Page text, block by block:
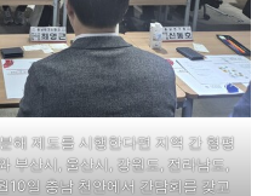
해 제도를 시행한다면 지역 간 형평
부산시, 울산시, 강원도, 전라남도,
10일 충남 천안에서 간담회를 갖고